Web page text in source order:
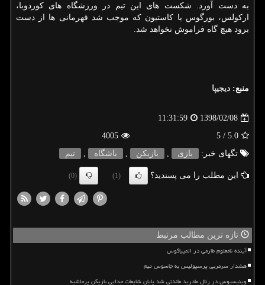
به دست آورد. شكست های این تیم در ورزشگاه های كوردوبا،
اركولس، بورگوس یا كاستیون كه موجب شد قهرمانی ها از دست
برود هیچ گاه فراموش نخواهد شد.
منبع: دیجیپا
1398/02/08
11:31:59
5.0
/ 5
4005
تگهای خبر:
بازی , بازیكن , باشگاه , تیم
این مطلب را می پسندید؟ (1)
(0)
تازه ترین مطالب مرتبط
آینده نامعلوم طارمی در المپیاکوس
هشدار سرمربی پرسپولیس به جاسوس تیم
وینیسیوس در رئال مادرید ماندنی شد پایان شایعات جدایی بازیکن پرحاشیه